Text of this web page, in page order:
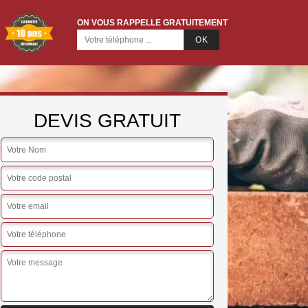
ON VOUS RAPPELLE GRATUITEMENT
DEVIS GRATUIT